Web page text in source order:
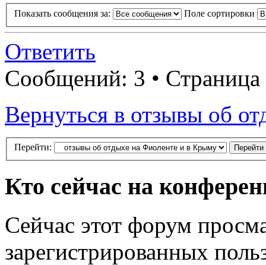
Показать сообщения за: Поле сортировки
Ответить
Сообщений: 3 • Страница
Вернуться в отзывы об
Перейти:
Кто сейчас на
Сейчас этот форум
зарегистрированных